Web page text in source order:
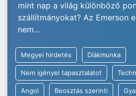
mint nap a világ különböző
szállítmányokat? Az Emerson
nem...
Megyei hirdetés Diákmunka
Nem igényel tapasztalatot
Angol Beosztás szerinti